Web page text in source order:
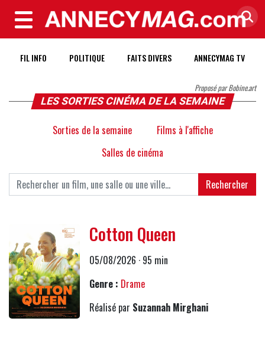
MENU
FIL INFO POLITIQUE FAITS DIVERS ANNECYMAG TV
Proposé par Bobine.art
LES SORTIES CINÉMA DE LA SEMAINE
Sorties de la semaine
Films à l'affiche
Salles de cinéma
Rechercher
Cotton Queen
05/08/2026 · 95 min
Genre : Drame
Réalisé par Suzannah Mirghani